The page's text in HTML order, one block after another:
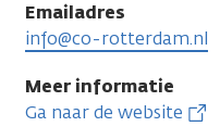
Emailadres
info@co-rotterdam.nl
Meer informatie
Ga naar de website